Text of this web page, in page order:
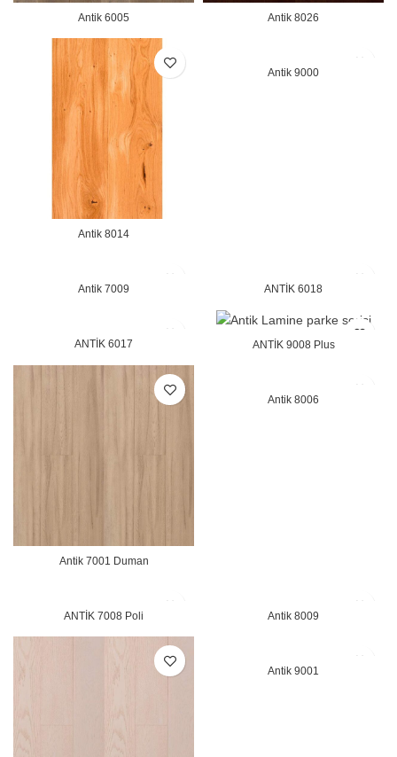
Antik 6005 Antik 8026
Antik 8014
Antik 9000
Antik 7009 ANTİK 6018
ANTİK 6017 ANTİK 9008 Plus
Antik 7001 Duman
Antik 8006
ANTİK 7008 Poli Antik 8009
Antik 9001